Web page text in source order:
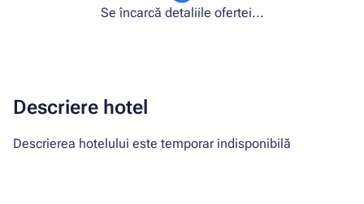
Se încarcă detaliile ofertei...
Descriere hotel
Descrierea hotelului este temporar indisponibilă